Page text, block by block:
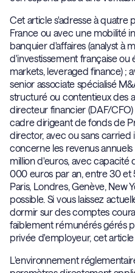
Cet article s'adresse à quatre
France ou avec une mobilité
banquier d'affaires (analyst à
d'investissement française ou
markets, leveraged finance) ;
senior associate spécialisé
structuré ou contentieux des
directeur financier (DAF/
cadre dirigeant de fonds de
director, avec ou sans carried
concerne les revenus
million d'euros, avec
000 euros par an, entre 30 et
Paris, Londres, Genève, New
possible. Si vous laissez
dormir sur des comptes
faiblement rémunérés gérés
privée d'employeur, cet
L'environnement